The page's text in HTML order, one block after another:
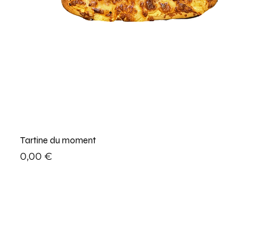
Tartine du moment
Prix
0,00 €